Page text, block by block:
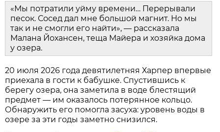
«Мы потратили уйму времени… Перерывали
песок. Сосед дал мне большой магнит. Но мы
так и не смогли его найти», — рассказала
Малана Йохансен, теща Майера и хозяйка дома
у озера.
20 июля 2026 года девятилетняя Харпер впервые
приехала в гости к бабушке. Спустившись к
берегу озера, она заметила в воде блестящий
предмет — им оказалось потерянное кольцо.
Обнаружить его помогла засуха: уровень воды в
озере за эти годы заметно снизился.